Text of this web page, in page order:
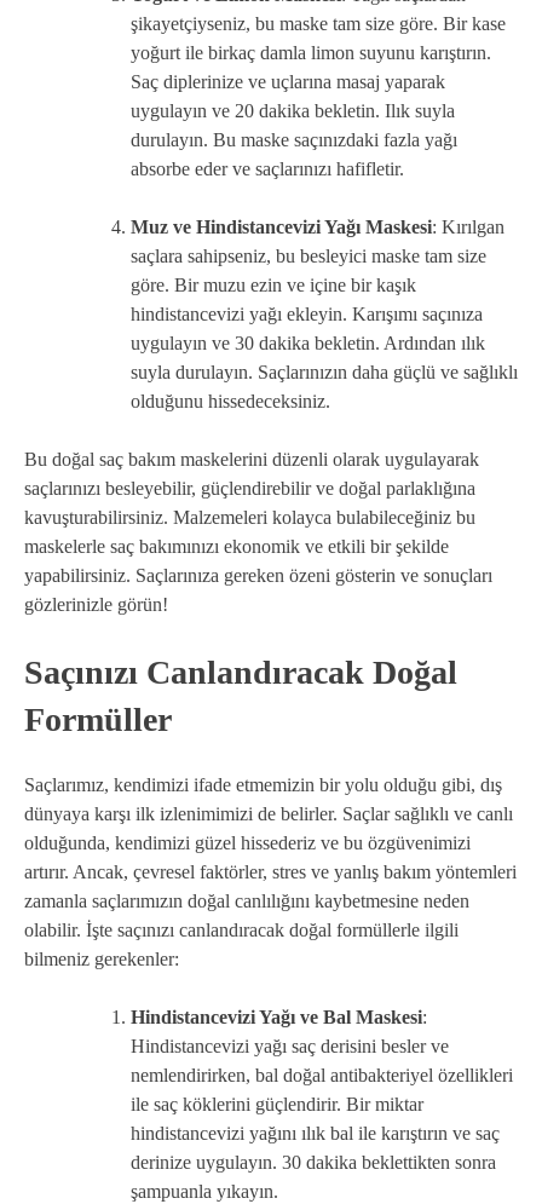
şikayetçiyseniz, bu maske tam size göre. Bir kase
yoğurt ile birkaç damla limon suyunu karıştırın.
Saç diplerinize ve uçlarına masaj yaparak
uygulayın ve 20 dakika bekletin. Ilık suyla
durulayın. Bu maske saçınızdaki fazla yağı
absorbe eder ve saçlarınızı hafifletir.
Muz ve Hindistancevizi Yağı Maskesi: Kırılgan
saçlara sahipseniz, bu besleyici maske tam size
göre. Bir muzu ezin ve içine bir kaşık
hindistancevizi yağı ekleyin. Karışımı saçınıza
uygulayın ve 30 dakika bekletin. Ardından ılık
suyla durulayın. Saçlarınızın daha güçlü ve sağlıklı
olduğunu hissedeceksiniz.
Bu doğal saç bakım maskelerini düzenli olarak uygulayarak
saçlarınızı besleyebilir, güçlendirebilir ve doğal parlaklığına
kavuşturabilirsiniz. Malzemeleri kolayca bulabileceğiniz bu
maskelerle saç bakımınızı ekonomik ve etkili bir şekilde
yapabilirsiniz. Saçlarınıza gereken özeni gösterin ve sonuçları
gözlerinizle görün!
Saçınızı Canlandıracak Doğal
Formüller
Saçlarımız, kendimizi ifade etmemizin bir yolu olduğu gibi, dış
dünyaya karşı ilk izlenimimizi de belirler. Saçlar sağlıklı ve canlı
olduğunda, kendimizi güzel hissederiz ve bu özgüvenimizi
artırır. Ancak, çevresel faktörler, stres ve yanlış bakım yöntemleri
zamanla saçlarımızın doğal canlılığını kaybetmesine neden
olabilir. İşte saçınızı canlandıracak doğal formüllerle ilgili
bilmeniz gerekenler:
Hindistancevizi Yağı ve Bal Maskesi:
Hindistancevizi yağı saç derisini besler ve
nemlendirirken, bal doğal antibakteriyel özellikleri
ile saç köklerini güçlendirir. Bir miktar
hindistancevizi yağını ılık bal ile karıştırın ve saç
derinize uygulayın. 30 dakika beklettikten sonra
şampuanla yıkayın.